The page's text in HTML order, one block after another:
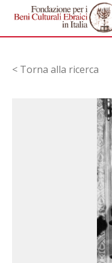
< Torna alla ricerca